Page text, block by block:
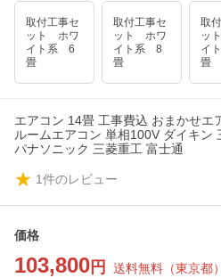
取付工事セ
ット ホワ
イト系 6
畳
取付工事セ
ット ホワ
イト系 8
畳
取
ッ
イ
畳
エアコン 14畳 工事費込 おまかせエ
ルームエアコン 単相100V ダイキン
パナソニック 三菱重工 富士通
1件のレビュー
価格
103,800 円 送料無料 （東京都）